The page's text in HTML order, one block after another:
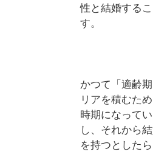
性と結婚する
す。
かつて「適齢
リアを積むた
時期になって
し、それから
を持つとした